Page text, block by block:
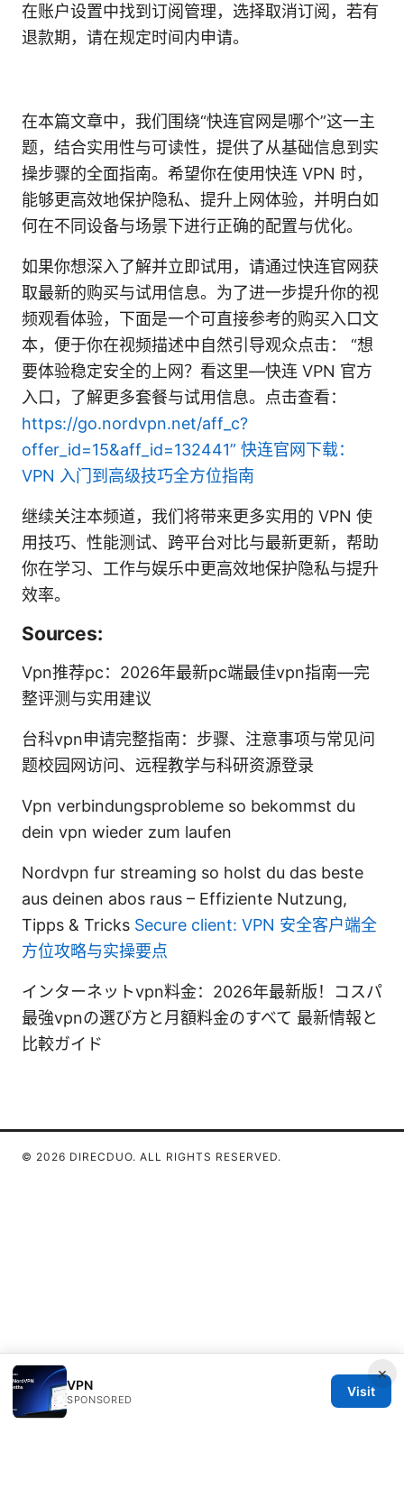
在账户设置中找到订阅管理，选择取消订阅，若有
退款期，请在规定时间内申请。
在本篇文章中，我们围绕“快连官网是哪个”这一主
题，结合实用性与可读性，提供了从基础信息到实
操步骤的全面指南。希望你在使用快连 VPN 时，
能够更高效地保护隐私、提升上网体验，并明白如
何在不同设备与场景下进行正确的配置与优化。
如果你想深入了解并立即试用，请通过快连官网获
取最新的购买与试用信息。为了进一步提升你的视
频观看体验，下面是一个可直接参考的购买入口文
本，便于你在视频描述中自然引导观众点击： “想
要体验稳定安全的上网？看这里—快连 VPN 官方
入口，了解更多套餐与试用信息。点击查看：
https://go.nordvpn.net/aff_c?
offer_id=15&aff_id=132441” 快连官网下载：
VPN 入门到高级技巧全方位指南
继续关注本频道，我们将带来更多实用的 VPN 使
用技巧、性能测试、跨平台对比与最新更新，帮助
你在学习、工作与娱乐中更高效地保护隐私与提升
效率。
Sources:
Vpn推荐pc：2026年最新pc端最佳vpn指南—完
整评测与实用建议
台科vpn申请完整指南：步骤、注意事项与常见问
题校园网访问、远程教学与科研资源登录
Vpn verbindungsprobleme so bekommst du
dein vpn wieder zum laufen
Nordvpn fur streaming so holst du das beste
aus deinen abos raus – Effiziente Nutzung,
Tipps & Tricks Secure client: VPN 安全客户端全
方位攻略与实操要点
インターネットvpn料金：2026年最新版！コスパ
最強vpnの選び方と月額料金のすべて 最新情報と
比較ガイド
×
VPN
SPONSORED
Visit
© 2026 DIRECDUO. ALL RIGHTS RESERVED.